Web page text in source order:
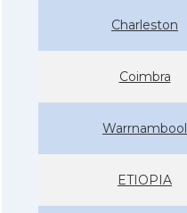
Charleston
Coimbra
Warrnambool
ETIOPIA